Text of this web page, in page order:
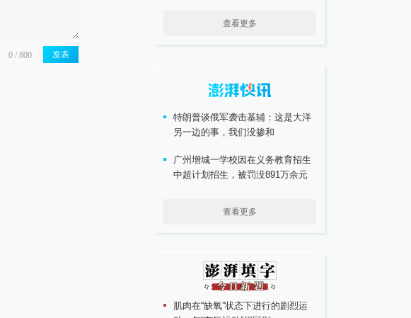
发表
查看更多
特朗普谈俄军袭击基辅：这是大洋
另一边的事，我们没掺和
广州增城一学校因在义务教育招生
中超计划招生，被罚没891万余元
查看更多
肌肉在“缺氧”状态下进行的剧烈运